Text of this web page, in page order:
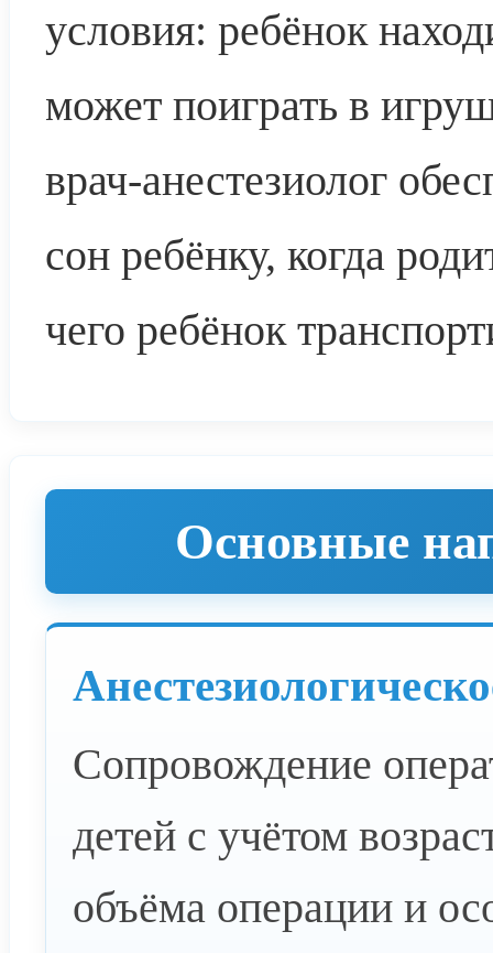
условия: ребёнок
может поиграть в
врач-анестезиолог
сон ребёнку, когда
чего ребёнок
Основные
Сопровождение
детей с учётом
объёма операции и